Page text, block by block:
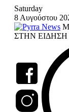
Skip
content
Saturday
8 Αυγούστου
ΣΤΗΝ ΕΙΔΗΣΗ